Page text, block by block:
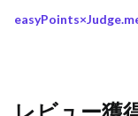
レビュー獲